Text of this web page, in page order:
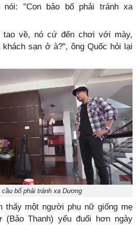
"Con bảo bố phải tránh xa
về, nó cứ đến chơi với mày,
sạn ở à?", ông Quốc hỏi lại
cầu bố phải tránh xa Dương
thấy một người phụ nữ giống mẹ
(Bảo Thanh) yếu đuối hơn ngày